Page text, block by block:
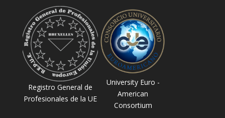
Registro General de
Profesionales de la UE
University Euro -
American
Consortium